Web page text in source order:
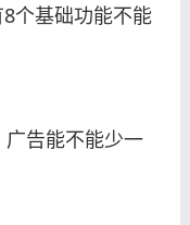
个基础功能不能
告能不能少一